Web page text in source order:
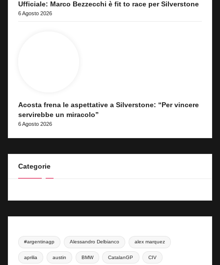
Ufficiale: Marco Bezzecchi è fit to race per Silverstone
6 Agosto 2026
Acosta frena le aspettative a Silverstone: “Per vincere
servirebbe un miracolo”
6 Agosto 2026
Categorie
#argentinagp Alessandro Delbianco alex marquez
aprilia austin BMW CatalanGP CIV